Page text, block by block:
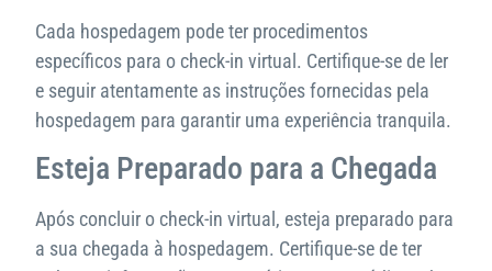
Cada hospedagem pode ter procedimentos
específicos para o check-in virtual. Certifique-se de ler
e seguir atentamente as instruções fornecidas pela
hospedagem para garantir uma experiência tranquila.
Esteja Preparado para a Chegada
Após concluir o check-in virtual, esteja preparado para
a sua chegada à hospedagem. Certifique-se de ter